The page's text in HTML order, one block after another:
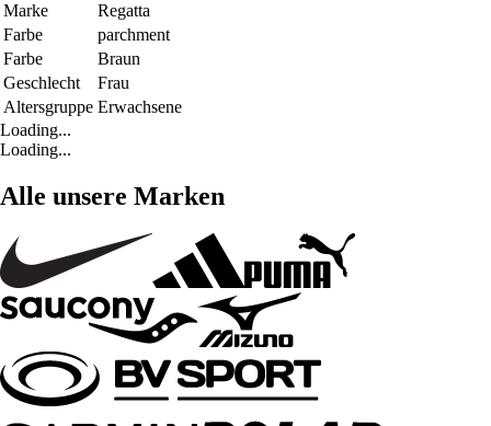
Marke
Regatta
Farbe
parchment
Farbe
Braun
Geschlecht
Frau
Altersgruppe Erwachsene
Loading...
Loading...
Alle unsere Marken